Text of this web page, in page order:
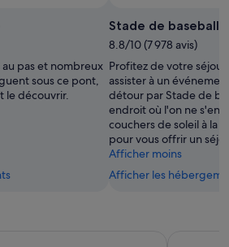
pas et nombreux
sous ce pont,
le découvrir.
Stade de baseball
8.8/10 (7 978 avis)
Profitez de votre séjour
assister à un
détour par Stade de
endroit où l'on ne
couchers de soleil à la
pour vous offrir un
Afficher moins
Afficher les